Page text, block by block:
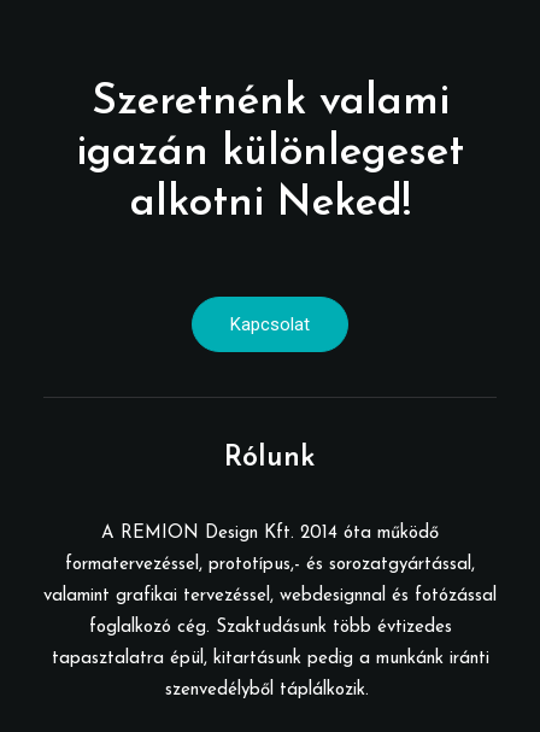
Szeretnénk valami
igazán különlegeset
alkotni Neked!
Kapcsolat
Rólunk
A REMION Design Kft. 2014 óta működő
formatervezéssel, prototípus,- és sorozatgyártással,
valamint grafikai tervezéssel, webdesignnal és fotózással
foglalkozó cég. Szaktudásunk több évtizedes
tapasztalatra épül, kitartásunk pedig a munkánk iránti
szenvedélyből táplálkozik.